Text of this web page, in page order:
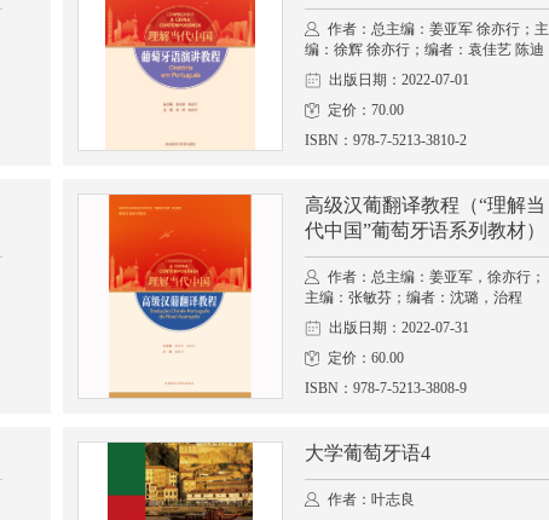
作者：总主编：姜亚军 徐亦行；主
编：徐辉 徐亦行；编者：袁佳艺 陈迪
出版日期：2022-07-01
定价：70.00
ISBN：978-7-5213-3810-2
高级汉葡翻译教程（“理解当
代中国”葡萄牙语系列教材）
作者：总主编：姜亚军，徐亦行；
主编：张敏芬；编者：沈璐，治程
出版日期：2022-07-31
定价：60.00
ISBN：978-7-5213-3808-9
大学葡萄牙语4
作者：叶志良